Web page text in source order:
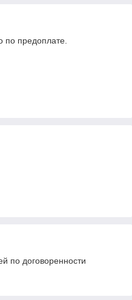
по предоплате.
по договоренности